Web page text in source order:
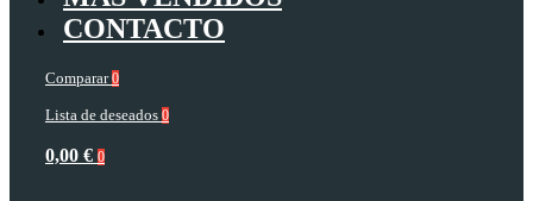
CONTACTO
Comparar 0
Lista de deseados 0
0,00 € 0